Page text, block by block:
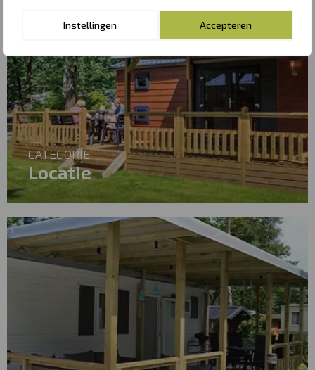
Instellingen Accepteren
CATEGORIE
Locatie